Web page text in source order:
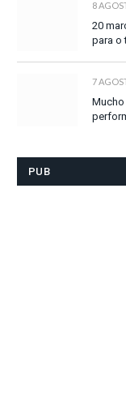
8
20
para o
7
PUB